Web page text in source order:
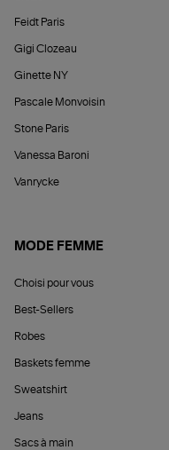
Feidt Paris
Gigi Clozeau
Ginette NY
Pascale Monvoisin
Stone Paris
Vanessa Baroni
Vanrycke
MODE FEMME
Choisi pour vous
Best-Sellers
Robes
Baskets femme
Sweatshirt
Jeans
Sacs à main